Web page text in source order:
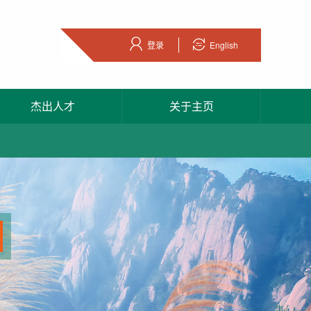
登录 English
杰出人才 关于主页